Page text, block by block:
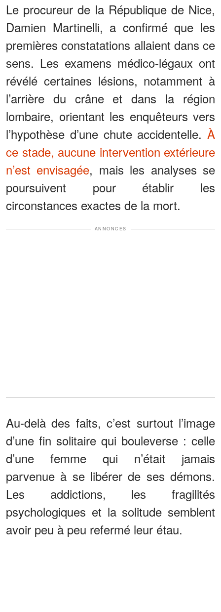
Le procureur de la République de Nice,
Damien Martinelli, a confirmé que les
premières constatations allaient dans ce
sens. Les examens médico-légaux ont
révélé certaines lésions, notamment à
l’arrière du crâne et dans la région
lombaire, orientant les enquêteurs vers
l’hypothèse d’une chute accidentelle. À
ce stade, aucune intervention extérieure
n’est envisagée, mais les analyses se
poursuivent pour établir les
circonstances exactes de la mort.
ANNONCES
Au-delà des faits, c’est surtout l’image
d’une fin solitaire qui bouleverse : celle
d’une femme qui n’était jamais
parvenue à se libérer de ses démons.
Les addictions, les fragilités
psychologiques et la solitude semblent
avoir peu à peu refermé leur étau.